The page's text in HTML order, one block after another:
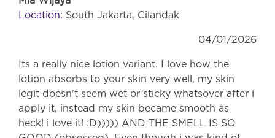
Location: South Jakarta, Cilandak
04/01/2026
Its a really nice lotion variant. I love how the
lotion absorbs to your skin very well, my skin
legit doesn't seem wet or sticky whatsover after i
apply it, instead my skin became smooth as
heck! i love it! :D))))) AND THE SMELL IS SO